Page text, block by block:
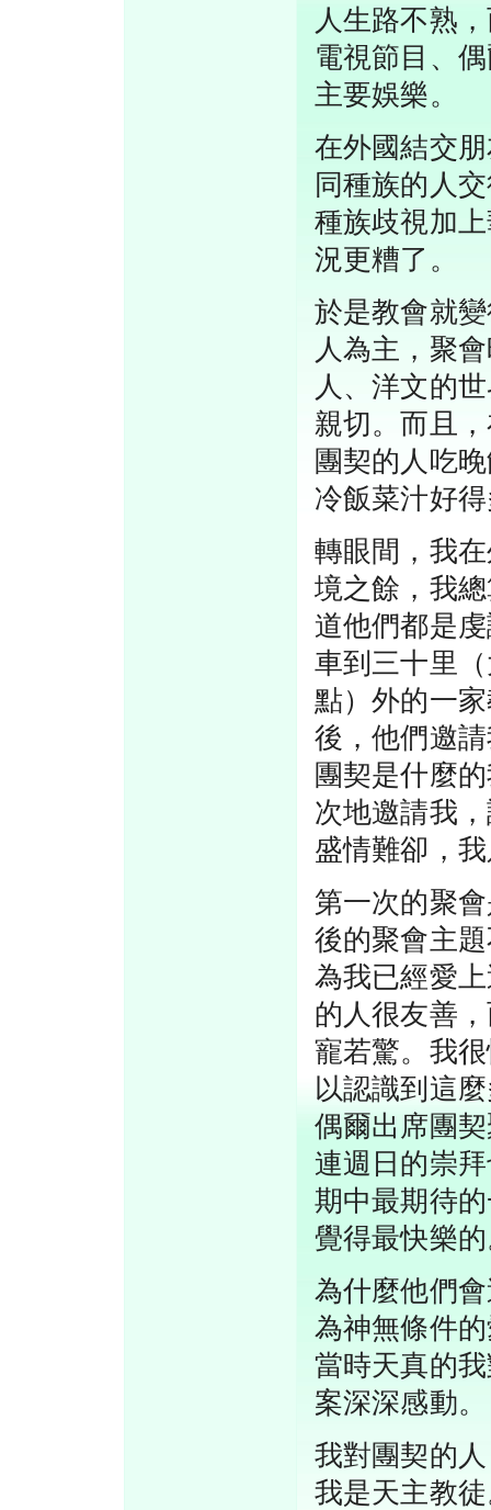
人生路不熟
電視節目、
主要娛樂。
在外國結交
同種族的人
種族歧視加
況更糟了。
於是教會就
人為主，聚
人、洋文的
親切。而且
團契的人吃
冷飯菜汁好
轉眼間，我
境之餘，我
道他們都是
車到三十里
點）外的一
後，他們邀
團契是什麼
次地邀請我
盛情難卻，
第一次的聚
後的聚會主
為我已經愛
的人很友善
寵若驚。我
以認識到這
偶爾出席團
連週日的崇
期中最期待
覺得最快樂
為什麼他們
為神無條件
當時天真的
案深深感動。
我對團契的
我是天主教